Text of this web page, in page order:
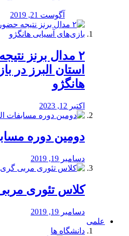
آگوست 21, 2019
استان البرز در
هانگژو
اکتبر 12, 2023
دومین دوره
دسامبر 19, 2019
کلاس تئوری مربی
دسامبر 19, 2019
علمی
دانشگاه ها